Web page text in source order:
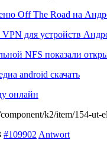
Off The Road на
для устройств
NFS показали
android скачать
онлайн
k2/item/154-
#109902 Antwort